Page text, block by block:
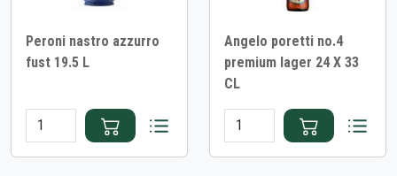
Peroni nastro azzurro
fust 19.5 L
Angelo poretti no.4
premium lager 24 X 33
CL